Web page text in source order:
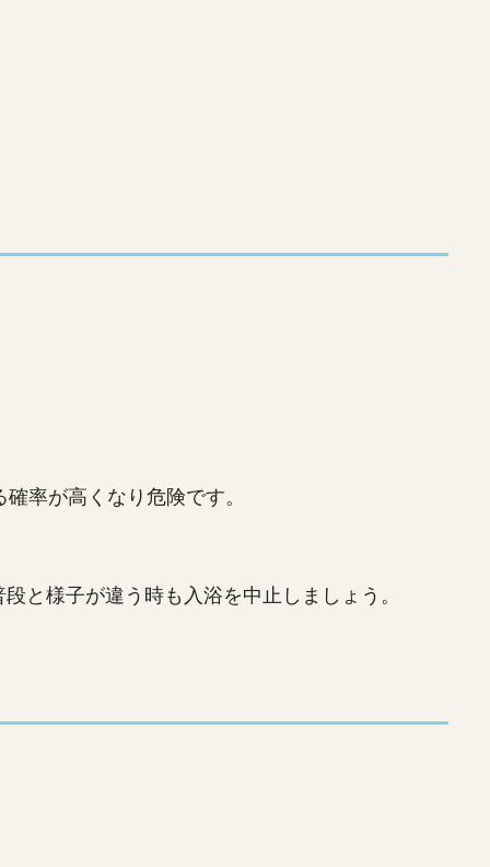
率が高くなり危険です。
と様子が違う時も入浴を中止しましょう。